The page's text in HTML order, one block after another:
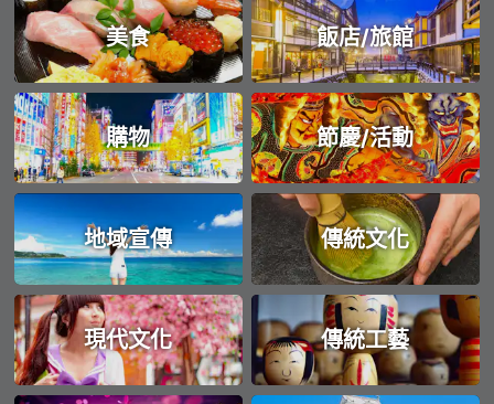
美食 飯店/旅館
購物 節慶/活動
地域宣傳 傳統文化
現代文化 傳統工藝